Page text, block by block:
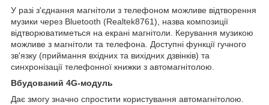
У разі з'єднання магнітоли з телефоном можливе відтворення
музики через Bluetooth (Realtek8761), назва композиції
відтворюватиметься на екрані магнітоли. Керування музикою
можливе з магнітоли та телефона. Доступні функції гучного
зв'язку (приймання вхідних та вихідних дзвінків) та
синхронізації телефонної книжки з автомагнітолою.
Вбудований 4G-модуль
Дає змогу значно спростити користування автомагнітолою.